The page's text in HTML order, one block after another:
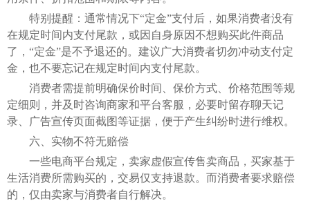
特别提醒：通常情况下“定金”支付后，如果消费者没有
在规定时间内支付尾款，或因自身原因不想购买此件商品
了，“定金”是不予退还的。建议广大消费者切勿冲动支付定
金，也不要忘记在规定时间内支付尾款。
消费者需提前明确保价时间、保价方式、价格范围等规
定细则，并及时咨询商家和平台客服，必要时留存聊天记
录、广告宣传页面截图等证据，便于产生纠纷时进行维权。
六、实物不符无赔偿
一些电商平台规定，卖家虚假宣传售卖商品，买家基于
生活消费所需购买的，交易仅支持退款。而消费者要求赔偿
的，仅由卖家与消费者自行解决。